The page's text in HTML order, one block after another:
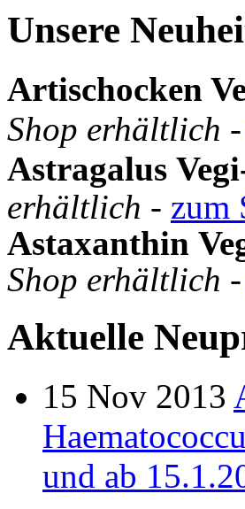
Unsere
Artischocken
Shop erhältlich -
Astragalus
erhältlich - zum
Astaxanthin
Shop erhältlich -
Aktuelle
15 Nov 2013
und ab